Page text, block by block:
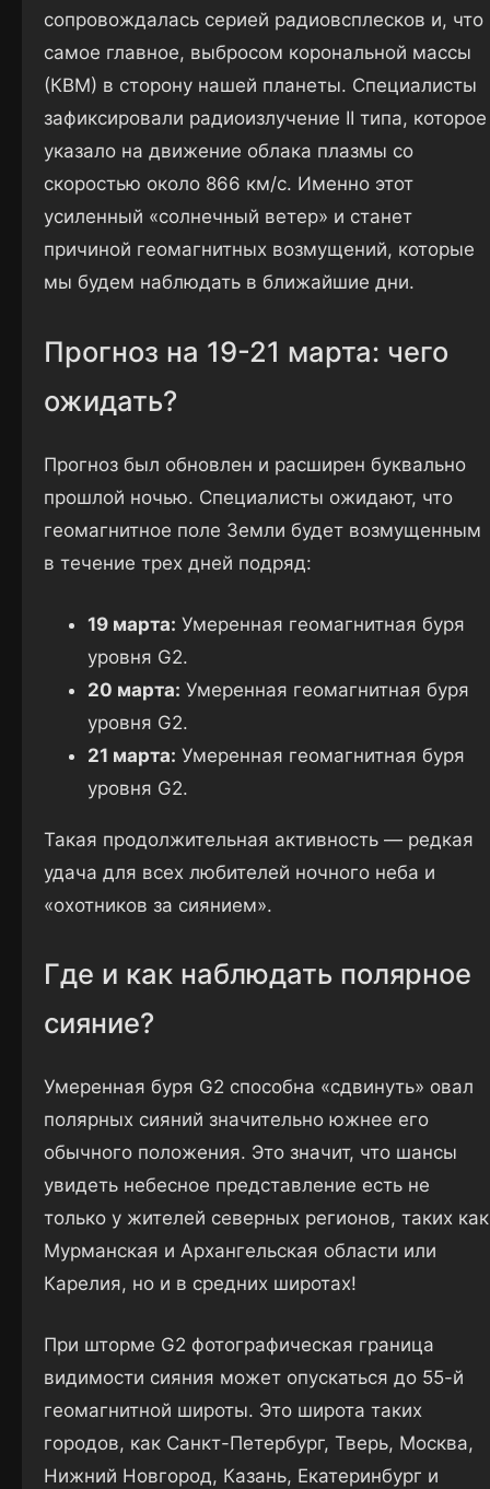
сопровождалась серией радиовсплесков и, что
самое главное, выбросом корональной массы
(КВМ) в сторону нашей планеты. Специалисты
зафиксировали радиоизлучение II типа, которое
указало на движение облака плазмы со
скоростью около 866 км/с. Именно этот
усиленный «солнечный ветер» и станет
причиной геомагнитных возмущений, которые
мы будем наблюдать в ближайшие дни.
Прогноз на 19-21 марта: чего
ожидать?
Прогноз был обновлен и расширен буквально
прошлой ночью. Специалисты ожидают, что
геомагнитное поле Земли будет возмущенным
в течение трех дней подряд:
19 марта: Умеренная геомагнитная буря
уровня G2.
20 марта: Умеренная геомагнитная буря
уровня G2.
21 марта: Умеренная геомагнитная буря
уровня G2.
Такая продолжительная активность — редкая
удача для всех любителей ночного неба и
«охотников за сиянием».
Где и как наблюдать полярное
сияние?
Умеренная буря G2 способна «сдвинуть» овал
полярных сияний значительно южнее его
обычного положения. Это значит, что шансы
увидеть небесное представление есть не
только у жителей северных регионов, таких как
Мурманская и Архангельская области или
Карелия, но и в средних широтах!
При шторме G2 фотографическая граница
видимости сияния может опускаться до 55-й
геомагнитной широты. Это широта таких
городов, как Санкт-Петербург, Тверь, Москва,
Нижний Новгород, Казань, Екатеринбург и